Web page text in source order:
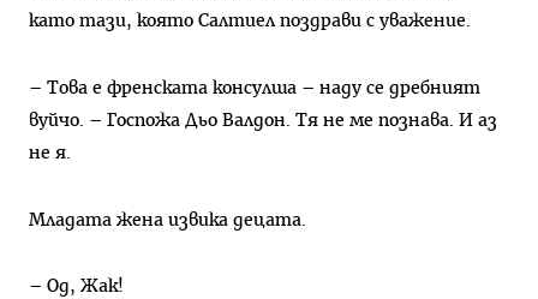
като тази, която Салтиел поздрави с уважение.
– Това е френската консулша – наду се дребният
вуйчо. – Госпожа Дьо Валдон. Тя не ме познава. И аз
не я.
Младата жена извика децата.
– Од, Жак!